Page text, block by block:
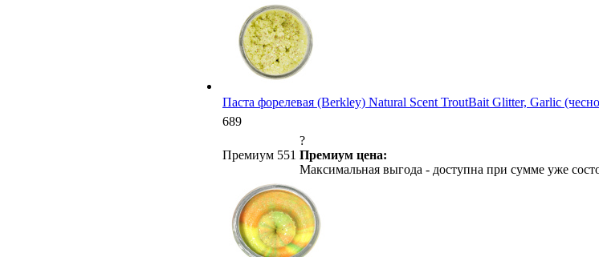
Паста форелевая (Berkley) Natural Scent TroutBait Glitter, Garlic
689
Премиум 551
?
Премиум цена:
Максимальная выгода - доступна при сумме уже